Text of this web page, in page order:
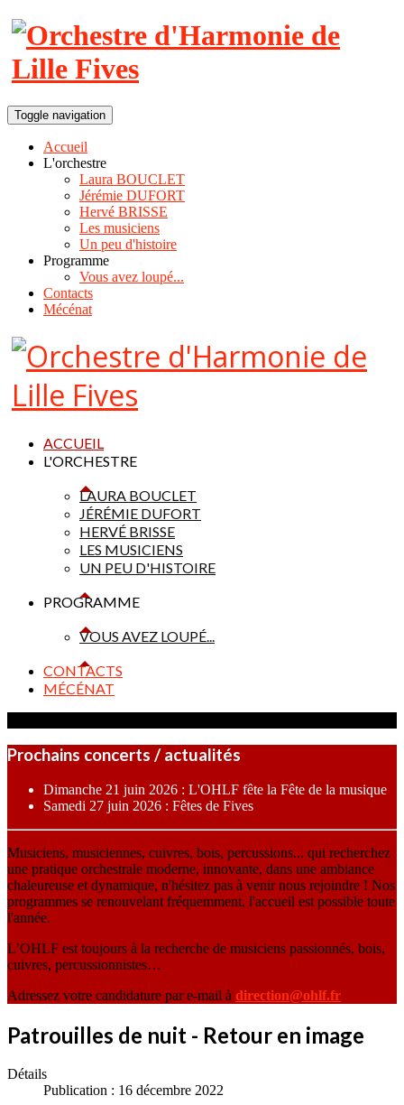
Toggle navigation
Accueil
L'orchestre
Laura BOUCLET
Jérémie DUFORT
Hervé BRISSE
Les musiciens
Un peu d'histoire
Programme
Vous avez loupé...
Contacts
Mécénat
ACCUEIL
L'ORCHESTRE
LAURA BOUCLET
JÉRÉMIE DUFORT
HERVÉ BRISSE
LES MUSICIENS
UN PEU D'HISTOIRE
PROGRAMME
VOUS AVEZ LOUPÉ...
CONTACTS
MÉCÉNAT
Prochains concerts / actualités
Dimanche 21 juin 2026 : L'OHLF fête la Fête de la musique
Samedi 27 juin 2026 : Fêtes de Fives
Musiciens, musiciennes, cuivres, bois, percussions... qui recherchez
une pratique orchestrale moderne, innovante, dans une ambiance
chaleureuse et dynamique, n'hésitez pas à venir nous rejoindre ! Nos
programmes se renouvelant fréquemment, l'accueil est possible toute
l'année.
L’OHLF est toujours à la recherche de musiciens passionnés, bois,
cuivres, percussionnistes…
Adressez votre candidature par e-mail à direction@ohlf.fr
Patrouilles de nuit - Retour en image
Détails
Publication : 16 décembre 2022